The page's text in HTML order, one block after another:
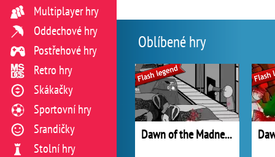
Oblíbené hry
Dawn of the Madness 2
Multiplayer hry
Oddechové hry
Postřehové hry
Retro hry
Skákačky
Sportovní hry
Srandičky
Stolní hry